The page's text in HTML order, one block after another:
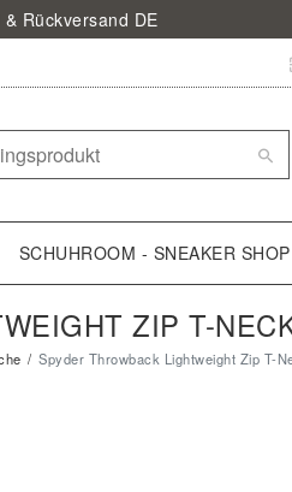
Rückversand DE
SCHUHROOM - SNEAKER SHOP
ZIP T-
Spyder Throwback Lightweight Zip T-